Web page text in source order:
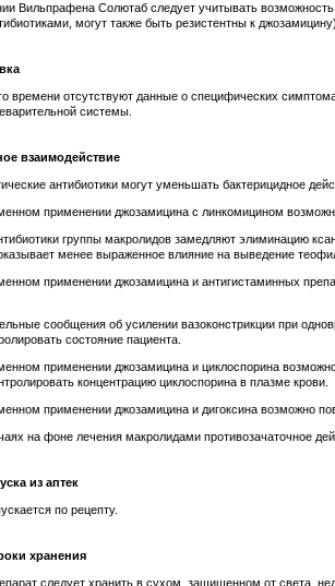
Вильпрафена Солютаб следует учитывать
могут также быть резистентны к джозамицину).
времени отсутствуют данные о специфических
системы.
взаимодействие
антибиотики могут уменьшать бактерицидное
применении джозамицина с линкомицином
группы макролидов замедляют элиминацию
менее выраженное влияние на выведение
применении джозамицина и антигистаминных
сообщения об усилении вазоконстрикции при
состояние пациента.
применении джозамицина и циклоспорина
концентрацию циклоспорина в плазме крови.
применении джозамицина и дигоксина возможно
на фоне лечения макролидами противозачаточное
из аптек
по рецепту.
хранения
следует хранить в сухом, защищенном от света,